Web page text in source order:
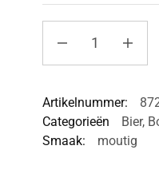
Artikelnummer:
Categorieën
Bier,
Smaak:
moutig